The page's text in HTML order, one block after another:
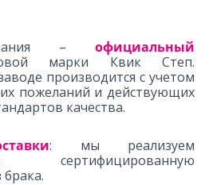
– официальный
марки Квик Степ.
производится с учетом
пожеланий и действующих
качества.
: мы реализуем
сертифицированную